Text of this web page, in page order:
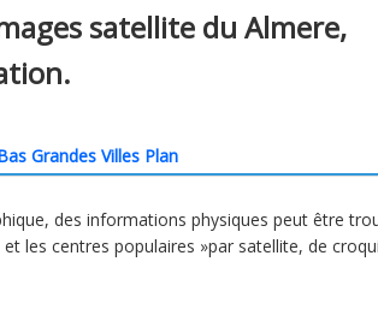
satellite du Almere,
Grandes Villes Plan
des informations physiques peut être
les centres populaires »par satellite, de